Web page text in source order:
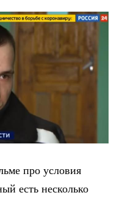
про условия
есть несколько